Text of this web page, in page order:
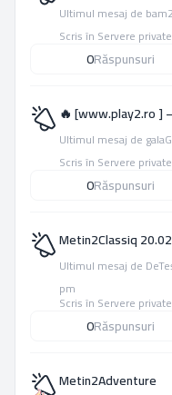
Ultimul mesaj de bam2
Scris în Servere private
0Răspunsuri
🔥 [www.play2.ro ]
Ultimul mesaj de
Scris în Servere private
0Răspunsuri
Metin2Classiq
Ultimul mesaj de
pm
Scris în Servere private
0Răspunsuri
Metin2Adventure